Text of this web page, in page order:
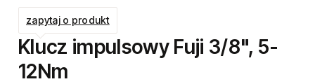
Klucz impulsowy Fuji 3/8", 5-
12Nm
zapytaj o produkt